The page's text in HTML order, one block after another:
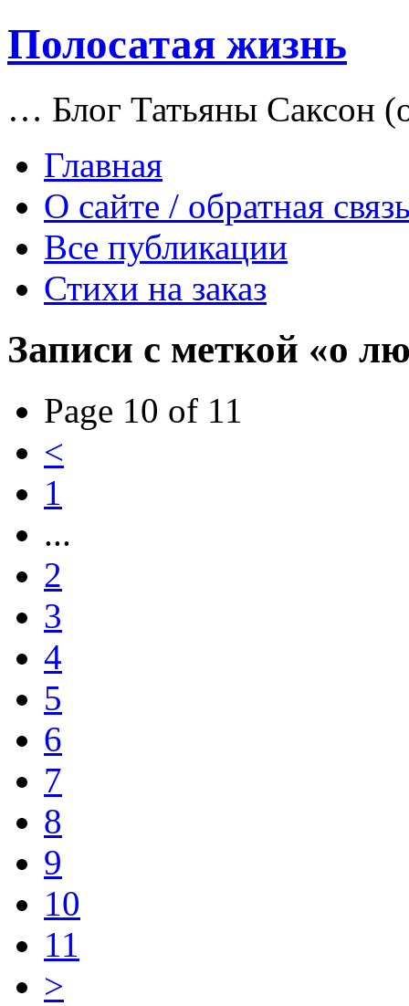
Полосатая жизнь
… Блог Татьяны Саксон
Главная
О сайте / обратная
Все публикации
Стихи на заказ
Записи с меткой «о
Page 10 of 11
<
1
...
2
3
4
5
6
7
8
9
10
11
>